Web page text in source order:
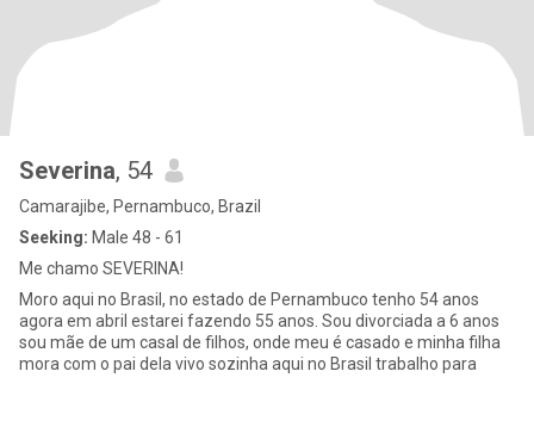
Severina, 54
Camarajibe, Pernambuco, Brazil
Seeking: Male 48 - 61
Me chamo SEVERINA!
Moro aqui no Brasil, no estado de Pernambuco tenho 54 anos
agora em abril estarei fazendo 55 anos. Sou divorciada a 6 anos
sou mãe de um casal de filhos, onde meu é casado e minha filha
mora com o pai dela vivo sozinha aqui no Brasil trabalho para